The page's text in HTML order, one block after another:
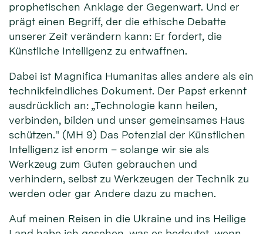
prophetischen Anklage der Gegenwart. Und er
prägt einen Begriff, der die ethische Debatte
unserer Zeit verändern kann: Er fordert, die
Künstliche Intelligenz zu entwaffnen.
Dabei ist Magnifica Humanitas alles andere als ein
technikfeindliches Dokument. Der Papst erkennt
ausdrücklich an: „Technologie kann heilen,
verbinden, bilden und unser gemeinsames Haus
schützen." (MH 9) Das Potenzial der Künstlichen
Intelligenz ist enorm – solange wir sie als
Werkzeug zum Guten gebrauchen und
verhindern, selbst zu Werkzeugen der Technik zu
werden oder gar Andere dazu zu machen.
Auf meinen Reisen in die Ukraine und ins Heilige